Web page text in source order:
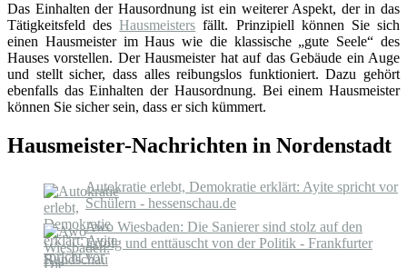
Das Einhalten der Hausordnung ist ein weiterer Aspekt, der in das
Tätigkeitsfeld desHausmeisters fällt. Prinzipiell können Sie sich
einen Hausmeister im Haus wie die klassische „gute Seele“ des
Hauses vorstellen. Der Hausmeister hat auf das Gebäude ein Auge
und stellt sicher, dass alles reibungslos funktioniert. Dazu gehört
ebenfalls das Einhalten der Hausordnung. Bei einem Hausmeister
können Sie sicher sein, dass er sich kümmert.
Hausmeister-Nachrichten in Nordenstadt
Autokratie erlebt, Demokratie erklärt: Ayite spricht vor
Schülern - hessenschau.de
Awo Wiesbaden: Die Sanierer sind stolz auf den
Erfolg und enttäuscht von der Politik - Frankfurter
Rundschau